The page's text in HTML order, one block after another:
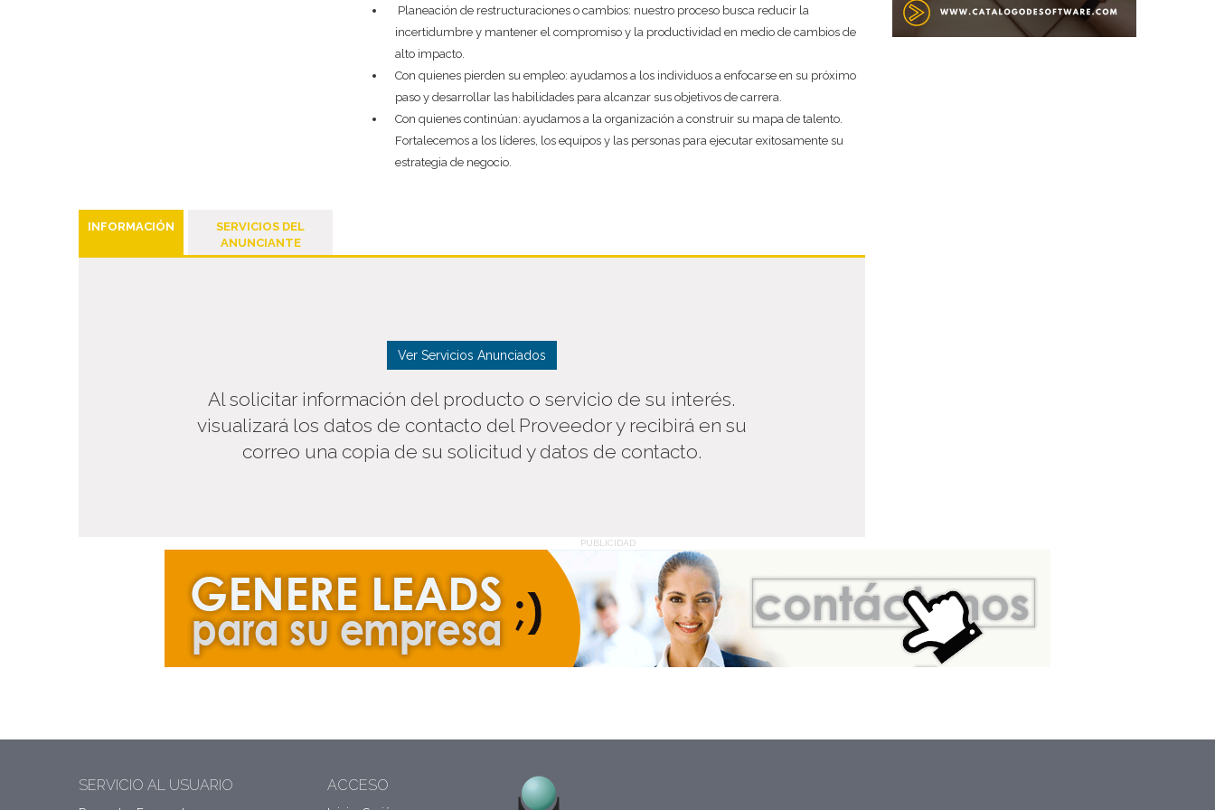
Deseo recibir información de otros Productos / Servicios
similares al solicitado
Al enviar este formulario aceptas nuestra
Planeación de restructuraciones o cambios: nuestro proceso busca reducir la
incertidumbre y mantener el compromiso y la productividad en medio de cambios de
alto impacto.
Con quienes pierden su empleo: ayudamos a los individuos a enfocarse en su próximo
paso y desarrollar las habilidades para alcanzar sus objetivos de carrera.
Con quienes continúan: ayudamos a la organización a construir su mapa de talento.
Fortalecemos a los líderes, los equipos y las personas para ejecutar exitosamente su
estrategia de negocio.
INFORMACIÓN
SERVICIOS DEL
ANUNCIANTE
Ver Servicios Anunciados
Al solicitar información del producto o servicio de su interés.
visualizará los datos de contacto del Proveedor y recibirá en su
correo una copia de su solicitud y datos de contacto.
PUBLICIDAD
SERVICIO AL USUARIO ACCESO